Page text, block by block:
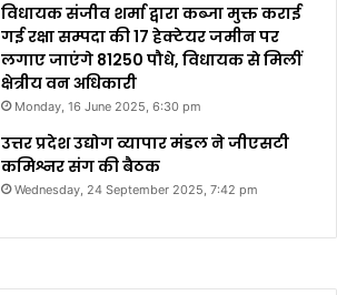
विधायक संजीव शर्मा द्वारा कब्जा मुक्त कराई
गई रक्षा सम्पदा की 17 हेक्टेयर जमीन पर
लगाए जाएंगे 81250 पौधे, विधायक से मिलीं
क्षेत्रीय वन अधिकारी
Monday, 16 June 2025, 6:30 pm
उत्तर प्रदेश उद्योग व्यापार मंडल ने जीएसटी
कमिश्नर संग की बैठक
Wednesday, 24 September 2025, 7:42 pm